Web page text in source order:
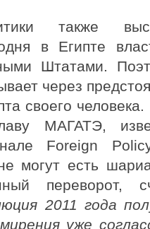
также
в Египте
Штатами.
через
своего
МАГАТЭ,
Foreign
могут есть
2011 года
уже